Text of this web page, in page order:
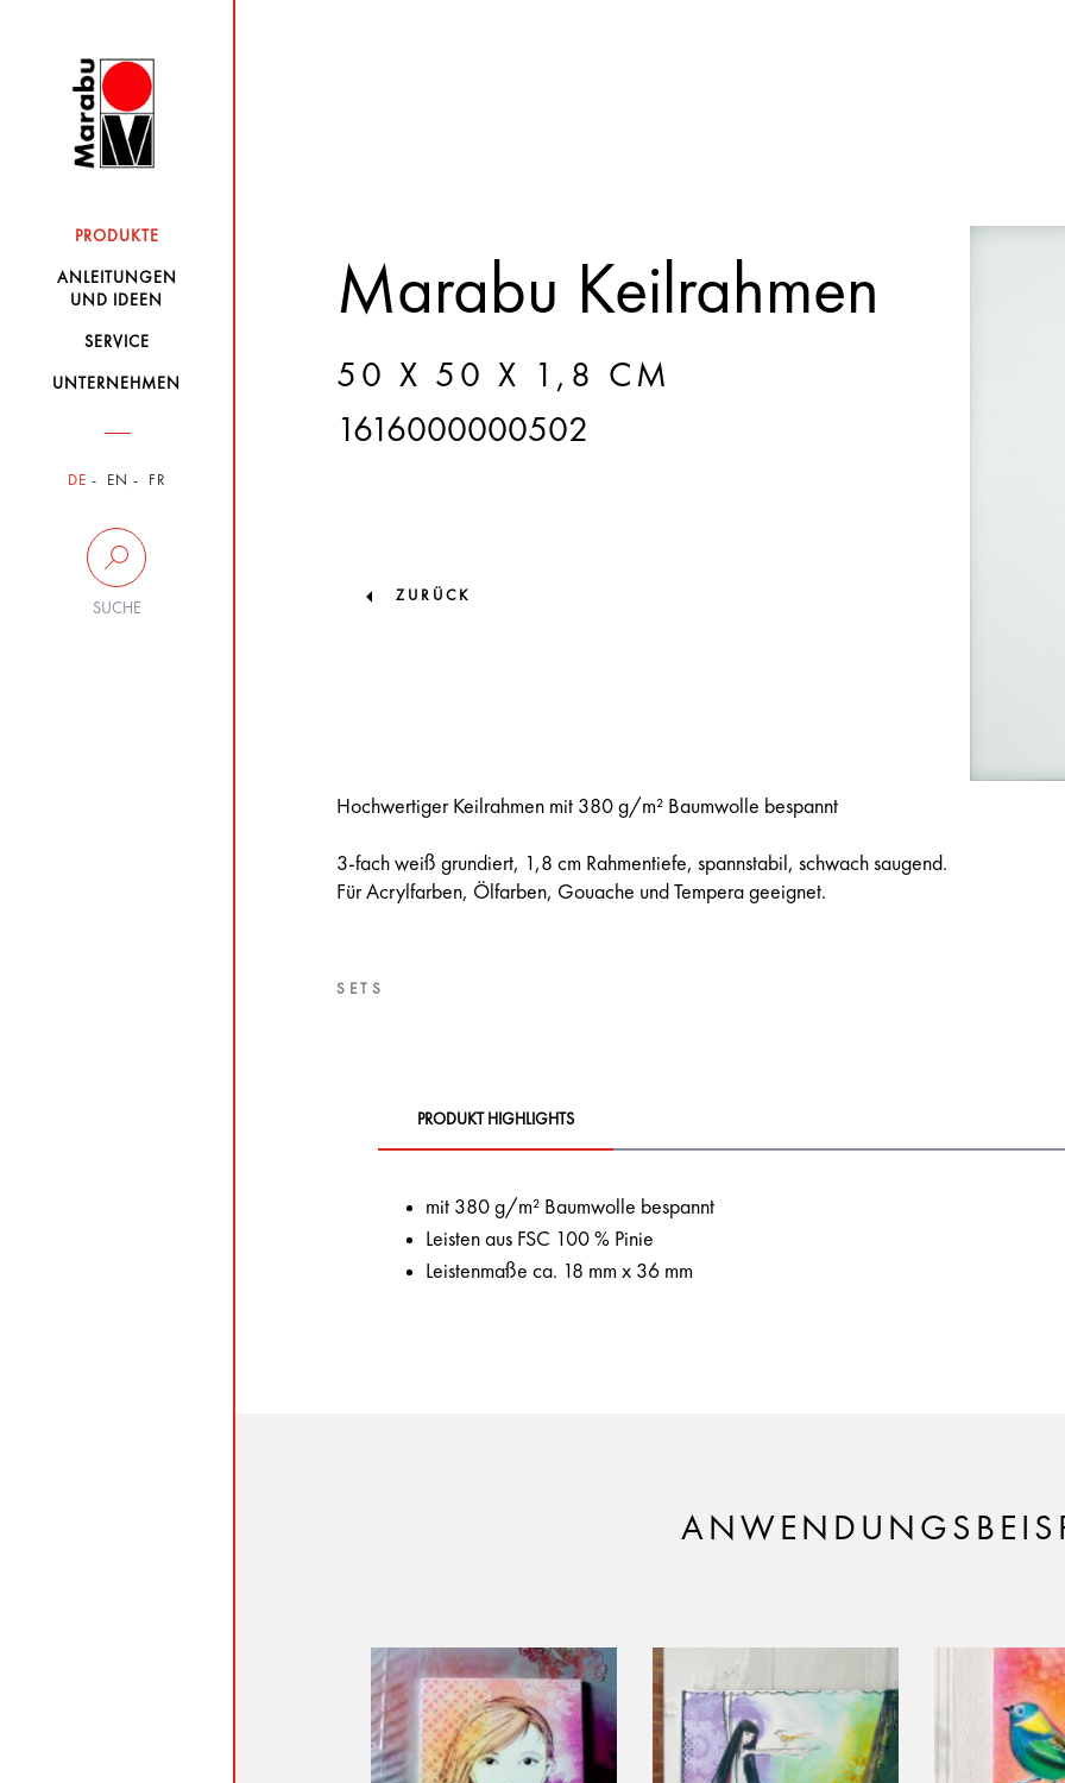
PRODUKTE
ANLEITUNGEN
UND IDEEN
SERVICE
UNTERNEHMEN
DE EN FR
SUCHE
Marabu Keilrahmen
50 X 50 X 1,8 CM
1616000000502
ZURÜCK
Hochwertiger Keilrahmen mit 380 g/m² Baumwolle bespannt
3-fach weiß grundiert, 1,8 cm Rahmentiefe, spannstabil, schwach saugend.
Für Acrylfarben, Ölfarben, Gouache und Tempera geeignet.
SETS
PRODUKT HIGHLIGHTS
mit 380 g/m² Baumwolle bespannt
Leisten aus FSC 100 % Pinie
Leistenmaße ca. 18 mm x 36 mm